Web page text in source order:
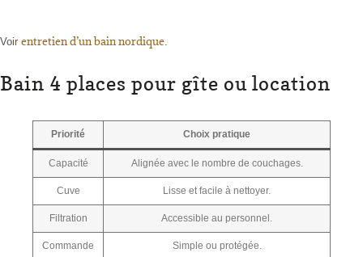
Voir entretien d’un bain nordique.
Bain 4 places pour gîte ou location
Priorité Choix pratique
Capacité Alignée avec le nombre de couchages.
Cuve Lisse et facile à nettoyer.
Filtration Accessible au personnel.
Commande Simple ou protégée.